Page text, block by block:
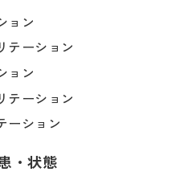
ョン
テーション
ョン
テーション
ーション
・状態